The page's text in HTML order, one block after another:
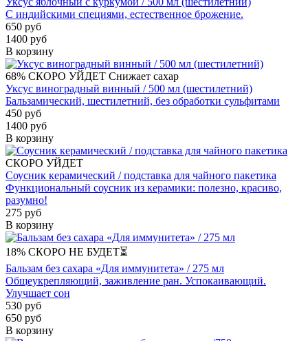
С индийскими специями, естественное брожение.
650 руб
1400 руб
В корзину
68% СКОРО УЙДЕТ Снижает сахар
Уксус виноградный винный / 500 мл (шестилетний)
Бальзамический, шестилетний, без обработки сульфитами
450 руб
1400 руб
В корзину
СКОРО УЙДЕТ
Соусник керамический / подставка для чайного пакетика
Функциональный соусник из керамики: полезно, красиво,
разумно!
275 руб
В корзину
18% СКОРО НЕ БУДЕТ⏳
Бальзам без сахара «Для иммунитета» / 275 мл
Общеукрепляющий, заживление ран. Успокаивающий.
Улучшает сон
530 руб
650 руб
В корзину